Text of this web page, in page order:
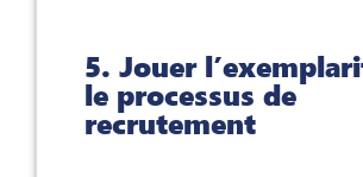
5. Jouer
le processus de
recrutement